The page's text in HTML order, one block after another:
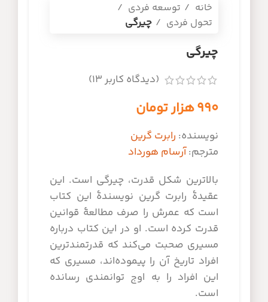
خانه
توسعه فردی
تحول فردی
چیرگی
چیرگی
(دیدگاه کاربر13
)
۹۹۰هزار تومان
نویسنده: رابرت گرین
مترجم:آرسام هورداد
بالاترین شکل قدرت، چیرگی است. این
عقیدۀ رابرت گرین نویسندۀ این کتاب
است که عمرش را صرف مطالعۀ قوانین
قدرت کرده است. او در این کتاب درباره
مسیری صحبت می‌کند که قدرتمندترین
افراد تاریخ آن را پیموده‌اند، مسیری که
این افراد را به اوج توانمندی رسانده
است.